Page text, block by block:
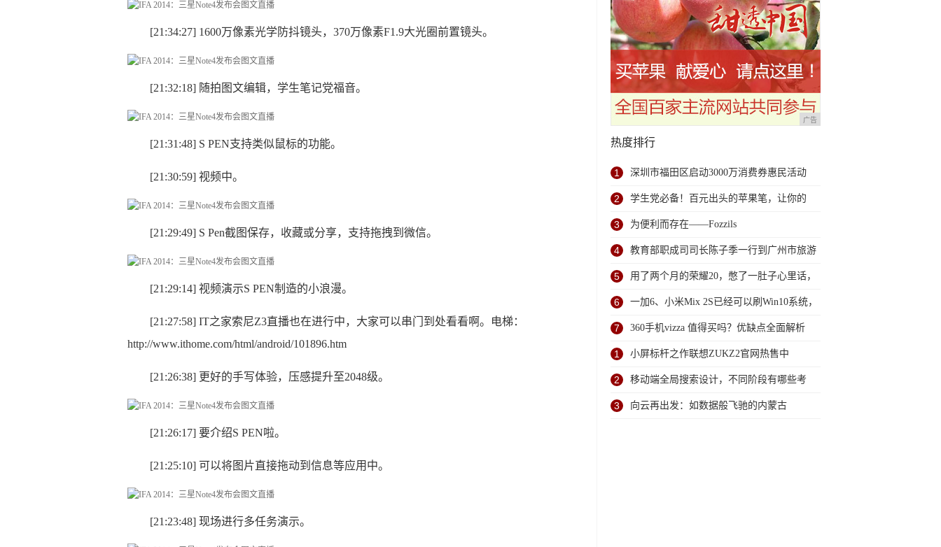
[21:34:27] 1600万像素光学防抖镜头，370万像素F1.9大光圈前置镜头。
[21:32:18] 随拍图文编辑，学生笔记党福音。
[21:31:48] S PEN支持类似鼠标的功能。
[21:30:59] 视频中。
[21:29:49] S Pen截图保存，收藏或分享，支持拖拽到微信。
[21:29:14] 视频演示S PEN制造的小浪漫。
[21:27:58] IT之家索尼Z3直播也在进行中，大家可以串门到处看看啊。电梯：
http://www.ithome.com/html/android/101896.htm
[21:26:38] 更好的手写体验，压感提升至2048级。
[21:26:17] 要介绍S PEN啦。
[21:25:10] 可以将图片直接拖动到信息等应用中。
[21:23:48] 现场进行多任务演示。
广告
热度排行
1 深圳市福田区启动3000万消费券惠民活动
2 学生党必备！百元出头的苹果笔，让你的
iPad成为学习神器
3 为便利而存在——Fozzils
4 教育部职成司司长陈子季一行到广州市旅游
商务职业学校考察调研
5 用了两个月的荣耀20，憋了一肚子心里话，
今天终于一吐为快
6 一加6、小米Mix 2S已经可以刷Win10系统，
网友：安卓提不动刀了？
7 360手机vizza 值得买吗？优缺点全面解析
1 小屏标杆之作联想ZUKZ2官网热售中
2 移动端全局搜索设计，不同阶段有哪些考
量？
3 向云再出发：如数据般飞驰的内蒙古